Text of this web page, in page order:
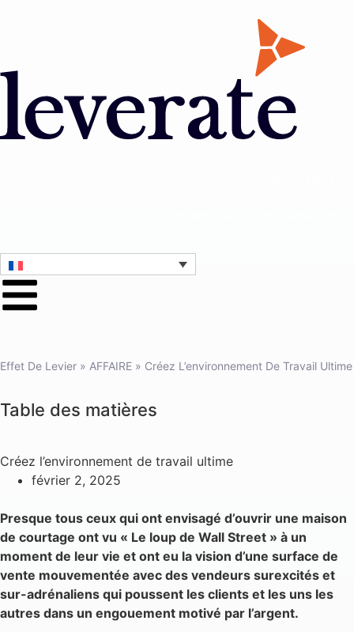
Effet De Levier » AFFAIRE » Créez L’environnement De Travail Ultime
Table des matières
Créez l’environnement de travail ultime
février 2, 2025
Presque tous ceux qui ont envisagé d’ouvrir une maison
de courtage ont vu « Le loup de Wall Street » à un
moment de leur vie et ont eu la vision d’une surface de
vente mouvementée avec des vendeurs surexcités et
sur-adrénaliens qui poussent les clients et les uns les
autres dans un engouement motivé par l’argent.